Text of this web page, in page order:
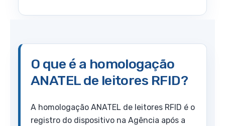
O que é a homologação
ANATEL de leitores RFID?
A homologação ANATEL de leitores RFID é o
registro do dispositivo na Agência após a